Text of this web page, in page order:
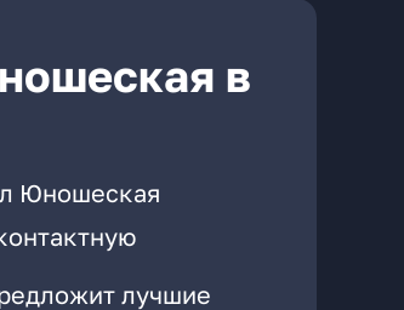
в
Юношеская
лучшие